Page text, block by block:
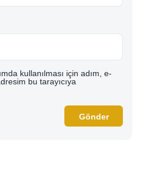
kullanılması için adım, e-
bu tarayıcıya